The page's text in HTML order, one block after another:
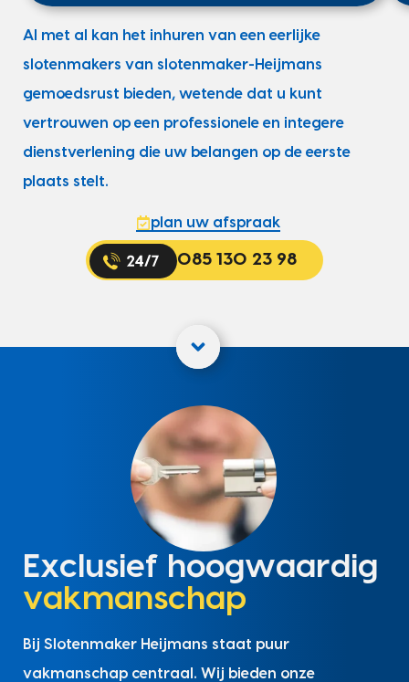
Al met al kan het inhuren van een eerlijke
slotenmakers van slotenmaker-Heijmans
gemoedsrust bieden, wetende dat u kunt
vertrouwen op een professionele en integere
dienstverlening die uw belangen op de eerste
plaats stelt.
plan uw afspraak
085 130 23 98
Exclusief hoogwaardig
vakmanschap
Bij Slotenmaker Heijmans staat puur
vakmanschap centraal. Wij bieden onze